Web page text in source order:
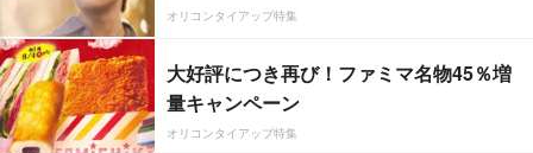
オリコンタイアップ特集
大好評につき再び！ファミマ名物45％増
量キャンペーン
オリコンタイアップ特集